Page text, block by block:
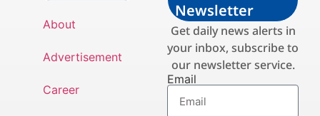
About
Advertisement
Career
Newsletter
Get daily news alerts in
your inbox, subscribe to
our newsletter service.
Email